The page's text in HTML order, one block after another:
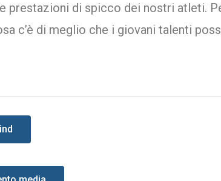
prestazioni di spicco dei nostri atleti.
c’è di meglio che i giovani talenti